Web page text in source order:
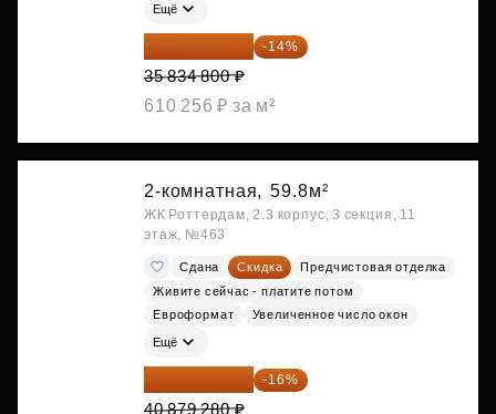
Ещё
30 817 928 ₽ -14%
35 834 800 ₽
610 256 ₽ за м²
2-комнатная, 59.8м²
ЖК Роттердам, 2.3 корпус, 3 секция, 11
этаж, №463
Сдана Скидка
Предчистовая отделка
Живите сейчас - платите потом
Евроформат
Увеличенное число окон
Ещё
34 338 595 ₽ -16%
40 879 280 ₽